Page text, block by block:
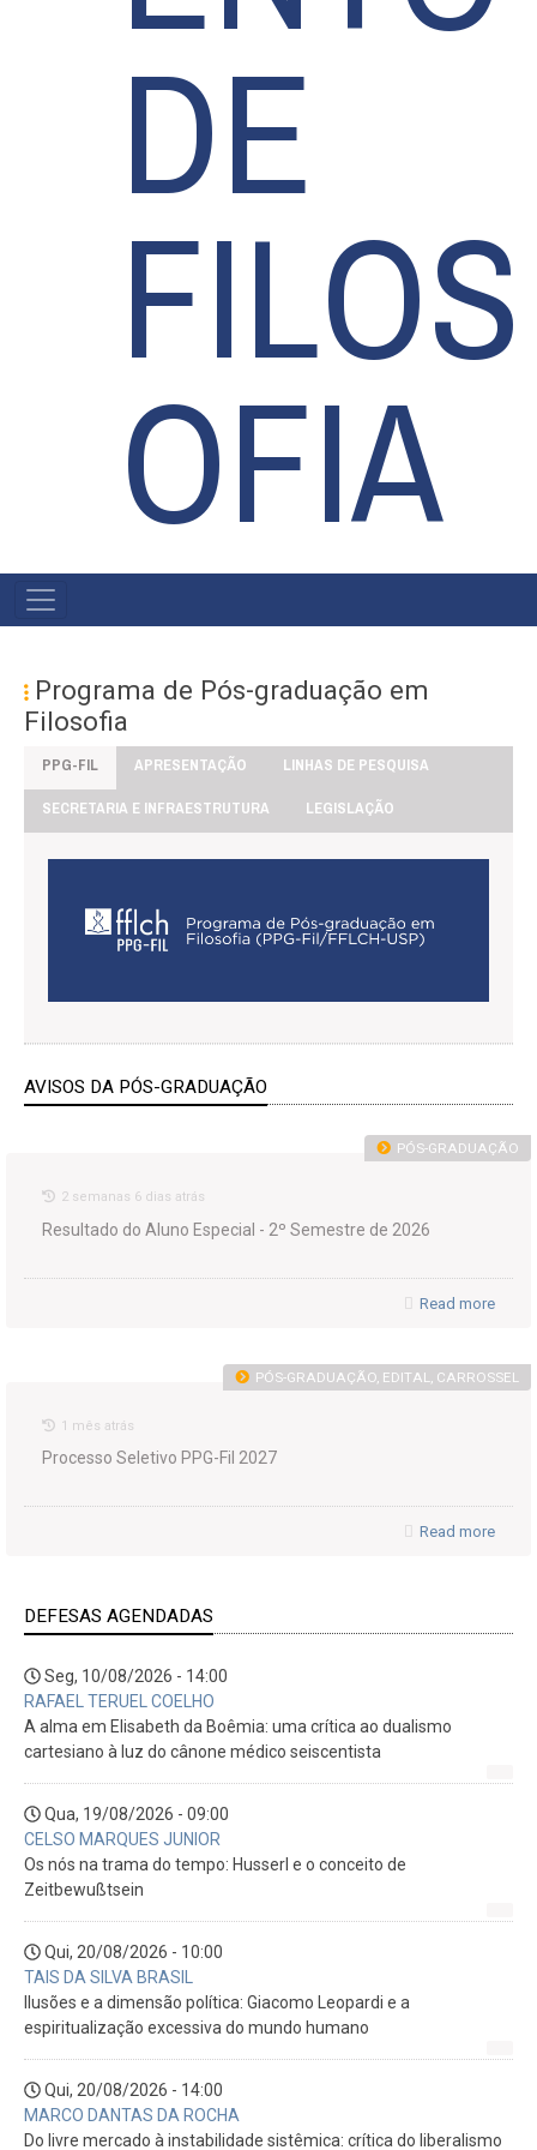
DE
FILOS
OFIA
#MENU
Programa de Pós-graduação em
Filosofia
PPG-FIL APRESENTAÇÃO
LINHAS DE PESQUISA
SECRETARIA E INFRAESTRUTURA
LEGISLAÇÃO
AVISOS DA PÓS-GRADUAÇÃO
PÓS-GRADUAÇÃO
2 semanas 6 dias atrás
Resultado do Aluno Especial - 2º Semestre de 2026
Read more
PÓS-GRADUAÇÃO, EDITAL, CARROSSEL
1 mês atrás
Processo Seletivo PPG-Fil 2027
Read more
DEFESAS AGENDADAS
Seg, 10/08/2026 - 14:00
RAFAEL TERUEL COELHO
A alma em Elisabeth da Boêmia: uma crítica ao dualismo
cartesiano à luz do cânone médico seiscentista
Qua, 19/08/2026 - 09:00
CELSO MARQUES JUNIOR
Os nós na trama do tempo: Husserl e o conceito de
Zeitbewußtsein
Qui, 20/08/2026 - 10:00
TAIS DA SILVA BRASIL
Ilusões e a dimensão política: Giacomo Leopardi e a
espiritualização excessiva do mundo humano
Qui, 20/08/2026 - 14:00
MARCO DANTAS DA ROCHA
Do livre mercado à instabilidade sistêmica: crítica do liberalismo